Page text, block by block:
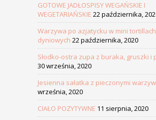
GOTOWE JADŁOSPISY WEGAŃSKIE I
WEGETARIAŃSKIE 22 października,
Warzywa po azjatycku w mini tortillach
dyniowych 22 października, 2020
Słodko-ostra zupa z buraka, gruszki i
30 września, 2020
Jesienna sałatka z pieczonymi
września, 2020
CIAŁO POZYTYWNE 11 sierpnia, 2020